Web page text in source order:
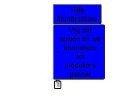
Hitta
återförsäljare
Välj ditt
fordon för att
kontrollera
om
produkten
passar